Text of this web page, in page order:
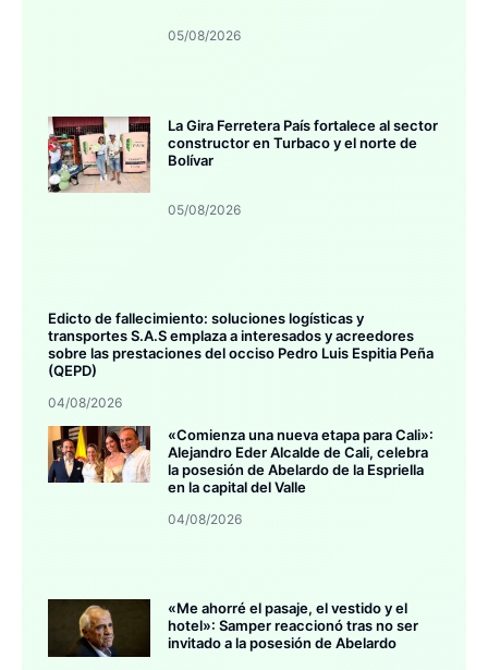
05/08/2026
La Gira Ferretera País fortalece al sector
constructor en Turbaco y el norte de
Bolívar
05/08/2026
Edicto de fallecimiento: soluciones logísticas y
transportes S.A.S emplaza a interesados y acreedores
sobre las prestaciones del occiso Pedro Luis Espitia Peña
(QEPD)
04/08/2026
«Comienza una nueva etapa para Cali»:
Alejandro Eder Alcalde de Cali, celebra
la posesión de Abelardo de la Espriella
en la capital del Valle
04/08/2026
«Me ahorré el pasaje, el vestido y el
hotel»: Samper reaccionó tras no ser
invitado a la posesión de Abelardo